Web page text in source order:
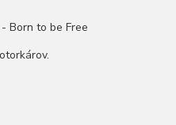
Born to be Free